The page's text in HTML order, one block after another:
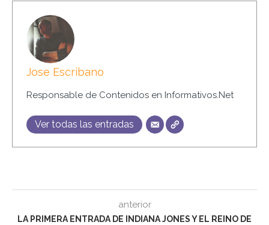
Jose Escribano
Responsable de Contenidos en Informativos.Net
Ver todas las entradas
anterior
LA PRIMERA ENTRADA DE INDIANA JONES Y EL REINO DE